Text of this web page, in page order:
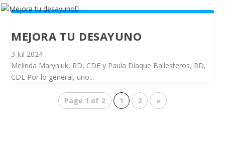
MEJORA TU DESAYUNO
3 Jul 2024
Melinda Maryniuk, RD, CDE y Paula Diaque Ballesteros, RD,
CDE Por lo general, uno...
Page 1 of 2 1 2 »